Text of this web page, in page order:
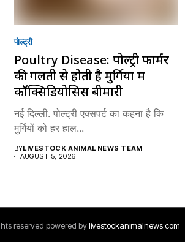
पोल्ट्री
Poultry Disease: पोल्ट्री फार्मर
की गलती से होती है मुर्गियों में
कॉक्सिडियोसिस बीमारी
नई दिल्ली. पोल्ट्री एक्सपर्ट का कहना है कि
मुर्गियों को हर हाल...
BYLIVESTOCK ANIMAL NEWS TEAM
AUGUST 5, 2026
reserved powered bylivestockanimalnews.com